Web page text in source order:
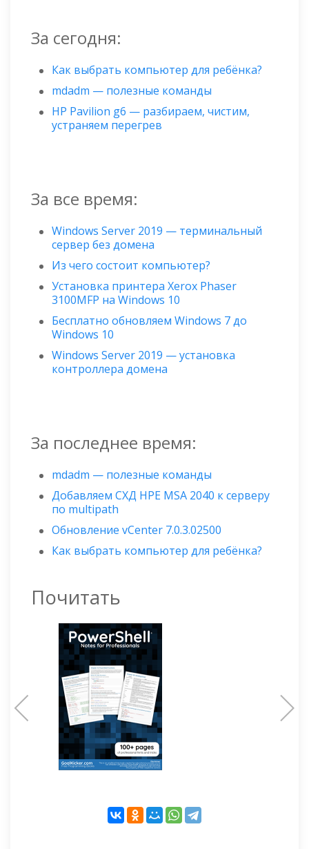
За сегодня:
Как выбрать компьютер для ребёнка?
mdadm — полезные команды
HP Pavilion g6 — разбираем, чистим,
устраняем перегрев
За все время:
Windows Server 2019 — терминальный
сервер без домена
Из чего состоит компьютер?
Установка принтера Xerox Phaser
3100MFP на Windows 10
Бесплатно обновляем Windows 7 до
Windows 10
Windows Server 2019 — установка
контроллера домена
За последнее время:
mdadm — полезные команды
Добавляем СХД HPE MSA 2040 к серверу
по multipath
Обновление vCenter 7.0.3.02500
Как выбрать компьютер для ребёнка?
Почитать